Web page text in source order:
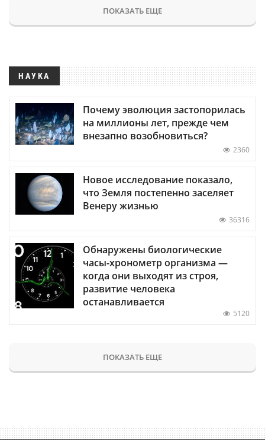
ПОКАЗАТЬ ЕЩЕ
НАУКА
Почему эволюция застопорилась
на миллионы лет, прежде чем
внезапно возобновиться?
2360
Новое исследование показало,
что Земля постепенно заселяет
Венеру жизнью
36316
Обнаружены биологические
часы-хронометр организма —
когда они выходят из строя,
развитие человека
останавливается
5120
ПОКАЗАТЬ ЕЩЕ